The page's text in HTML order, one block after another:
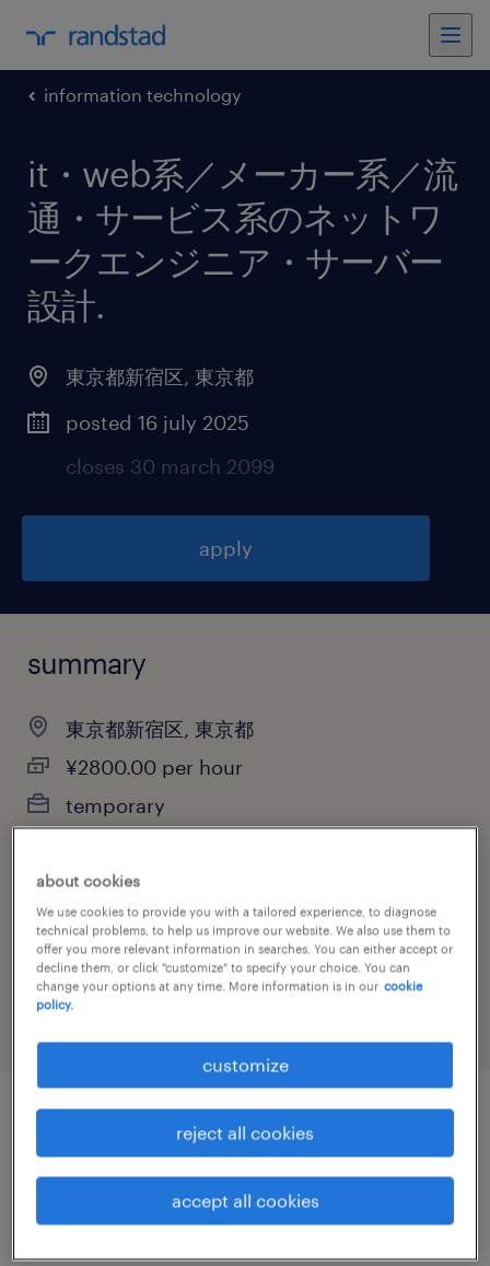
information technology
it・web系／メーカー系／流
通・サービス系のネットワ
ークエンジニア・サーバー
設計.
東京都新宿区, 東京都
posted 16 july 2025
closes 30 march 2099
apply
summary
東京都新宿区, 東京都
¥2800.00 per hour
temporary
job category
information technology
about cookies
We use cookies to provide you with a tailored experience, to diagnose
technical problems, to help us improve our website. We also use them to
offer you more relevant information in searches. You can either accept or
decline them, or click "customize" to specify your choice. You can
change your options at any time. More information is in our cookie
policy.
customize
reject all cookies
accept all cookies